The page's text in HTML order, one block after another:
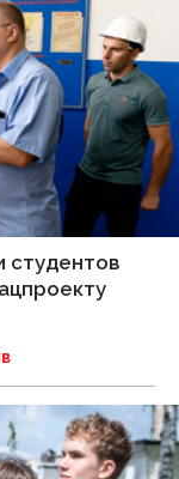
студентов